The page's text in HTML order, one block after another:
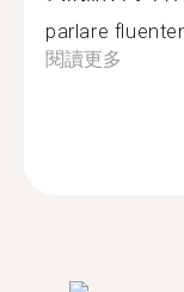
parlare
閱讀更多